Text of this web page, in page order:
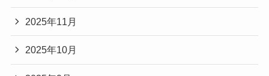
2025年11月
2025年10月